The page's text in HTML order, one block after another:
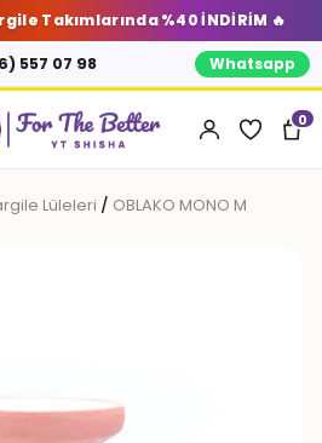
Takımlarında %40 İNDİRİM 🔥
557 07 98 Whatsapp
0
Lüleleri / OBLAKO MONO M